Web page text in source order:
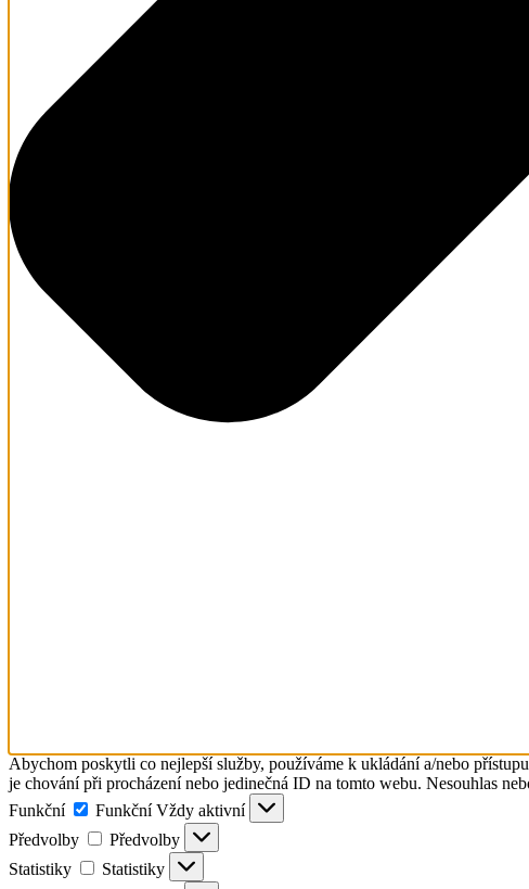
Abychom poskytli co nejlepší služby, používáme k ukládání a/nebo
je chování při procházení nebo jedinečná ID na tomto webu. Nesouhlas
Funkční
Funkční Vždy aktivní
Předvolby
Předvolby
Statistiky
Statistiky